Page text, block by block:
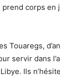
corps en
Touaregs,
servir dans
Ils